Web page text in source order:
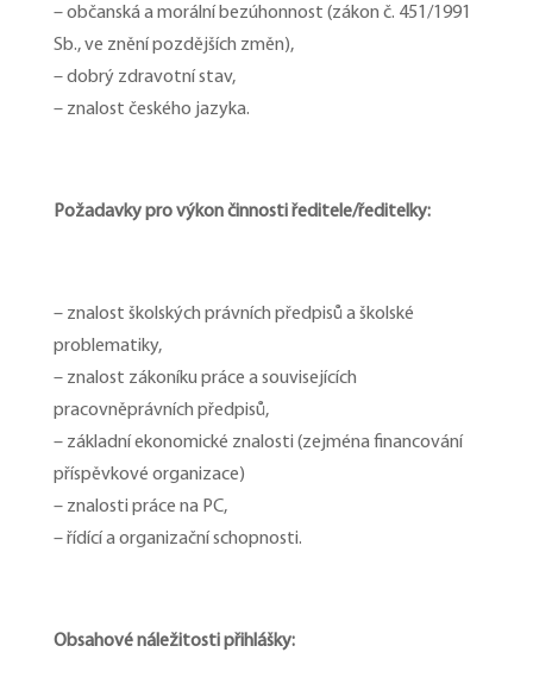
– občanská a morální bezúhonnost (zákon č. 451/1991
Sb., ve znění pozdějších změn),
– dobrý zdravotní stav,
– znalost českého jazyka.
Požadavky pro výkon činnosti ředitele/ředitelky:
– znalost školských právních předpisů a školské
problematiky,
– znalost zákoníku práce a souvisejících
pracovněprávních předpisů,
– základní ekonomické znalosti (zejména financování
příspěvkové organizace)
– znalosti práce na PC,
– řídící a organizační schopnosti.
Obsahové náležitosti přihlášky: